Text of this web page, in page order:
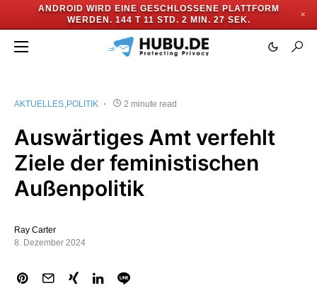
ANDROID WIRD EINE GESCHLOSSENE PLATTFORM
WERDEN. 144 T 11 STD. 2 MIN. 27 SEK.
✕
AKTUELLES POLITIK 2 minute read
Auswärtiges Amt verfehlt
Ziele der feministischen
Außenpolitik
Ray Carter
8. Dezember 2024